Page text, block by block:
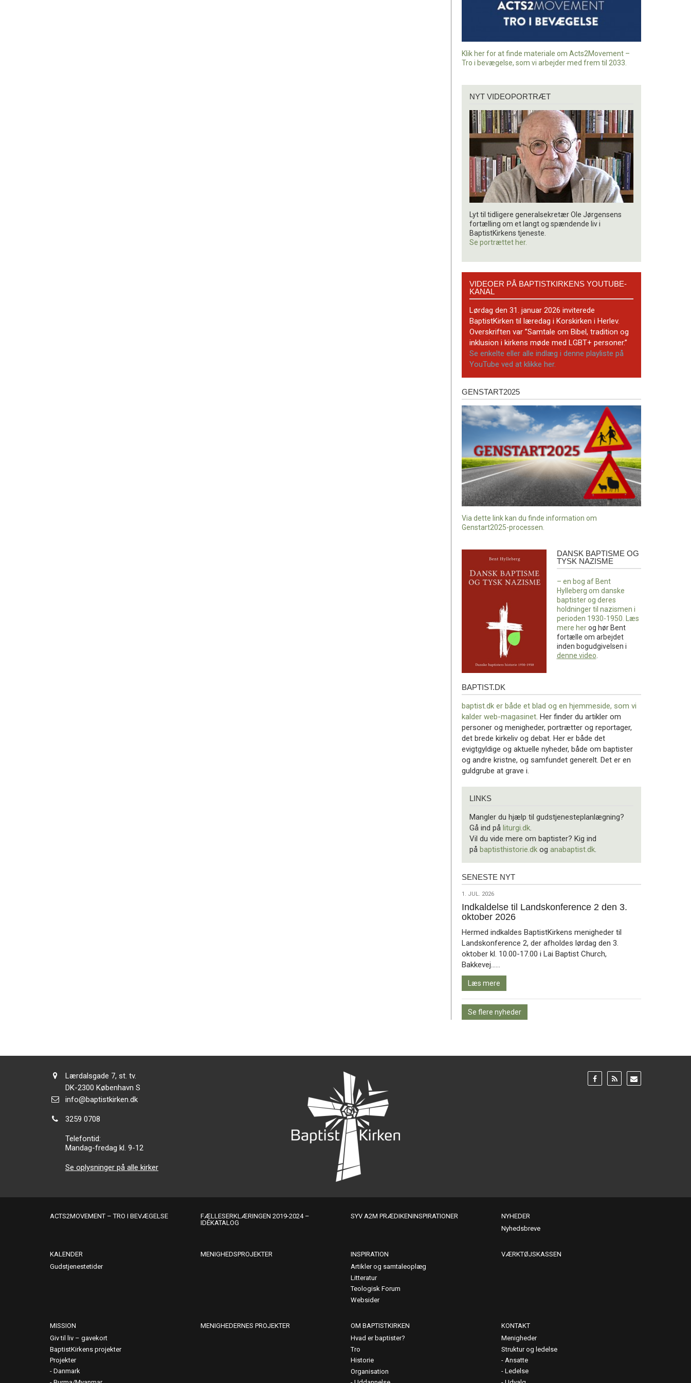
Klik her for at finde materiale om Acts2Movement –
Tro i bevægelse, som vi arbejder med frem til 2033.
videoportræt
NYT VIDEOPORTRÆT
Lyt til tidligere generalsekretær Ole Jørgensens
fortælling om et langt og spændende liv i
BaptistKirkens tjeneste.
Se portrættet her.
BaptistKirkens
YouTube-
kanal
VIDEOER PÅ BAPTISTKIRKENS YOUTUBE-
KANAL
Lørdag den 31. januar 2026 inviterede
BaptistKirken til læredag i Korskirken i Herlev.
Overskriften var ”Samtale om Bibel, tradition og
inklusion i kirkens møde med LGBT+ personer.”
Se enkelte eller alle indlæg i denne playliste på
YouTube ved at klikke her.
Genstart2025
GENSTART2025
Via dette link kan du finde information om
Genstart2025-processen.
tysk
DANSK BAPTISME OG
TYSK NAZISME
– en bog af Bent
Hylleberg om danske
baptister og deres
holdninger til nazismen i
perioden 1930-1950. Læs
mere herog hør Bent
fortælle om arbejdet
inden bogudgivelsen i
denne video.
baptist.dk
BAPTIST.DK
baptist.dk er både et blad og en hjemmeside, som vi
kalder web-magasinet . Her finder du artikler om
personer og menigheder, portrætter og reportager,
det brede kirkeliv og debat. Her er både det
evigtgyldige og aktuelle nyheder, både om baptister
og andre kristne, og samfundet generelt. Det er en
guldgrube at grave i.
LINKS
Mangler du hjælp til gudstjenesteplanlægning?
Gå ind på liturgi.dk
Vil du vide mere om baptister? Kig ind
på baptisthistorie.dk og anabaptist.dk
Seneste
SENESTE NYT
1.
jul.
2026
1. JUL. 2026
Indkaldelse til Landskonference 2 den 3.
oktober 2026
Hermed indkaldes BaptistKirkens menigheder til
Landskonference 2, der afholdes lørdag den 3.
oktober kl. 10.00-17.00 i Lai Baptist Church,
Bakkevej……
mere
Læs mere
Se flere nyheder
Adresse:
Lærdalsgade 7, st. tv.
Adresse:
DK-2300 København S
Send
info@baptistkirken.dk
Tlf.:
3259 0708
Telefontid:
Mandag-fredag kl. 9-12
Se oplysninger på alle kirker
Gå
til:
Gå
til:
Gå
til:
ACTS2MOVEMENT – TRO I BEVÆGELSE
FÆLLESERKLÆRINGEN 2019-2024 –
IDÉKATALOG
SYV A2M PRÆDIKENINSPIRATIONER
NYHEDER
Nyhedsbreve
KALENDER
Gudstjenestetider
MENIGHEDSPROJEKTER
INSPIRATION
Artikler og samtaleoplæg
Litteratur
Teologisk Forum
Websider
VÆRKTØJSKASSEN
MISSION
Giv til liv – gavekort
BaptistKirkens projekter
Projekter
Danmark
MENIGHEDERNES PROJEKTER
OM BAPTISTKIRKEN
Hvad er baptister?
Tro
Historie
Organisation
KONTAKT
Menigheder
Struktur og ledelse
Ansatte
Ledelse